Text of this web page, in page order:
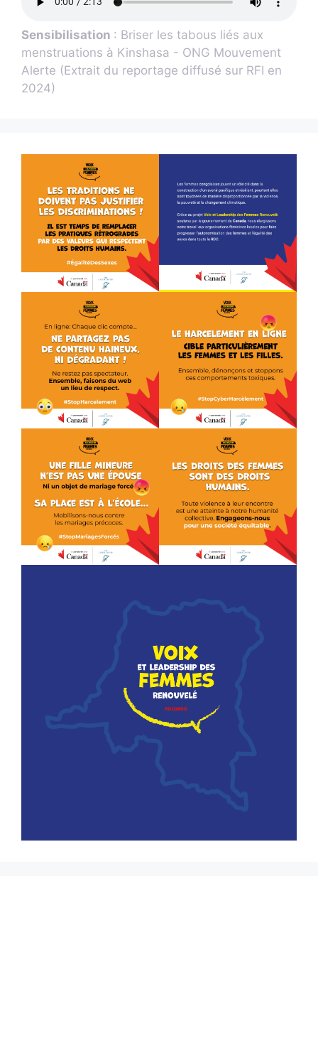
Sensibilisation : Briser les tabous liés aux
menstruations à Kinshasa - ONG Mouvement
Alerte (Extrait du reportage diffusé sur RFI en
2024)